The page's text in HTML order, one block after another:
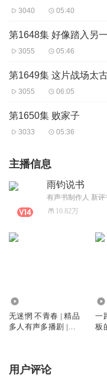
3040 05:40
第1648集 好像踏入另
3055 05:46
第1649集 这片战场太
3055 06:05
第1650集 败家子
3033 05:36
主播信息
雨钧说书
10.82万
无迷惘 不青春 | 精品
多人有声多播剧 |爱
一
板
用户评论